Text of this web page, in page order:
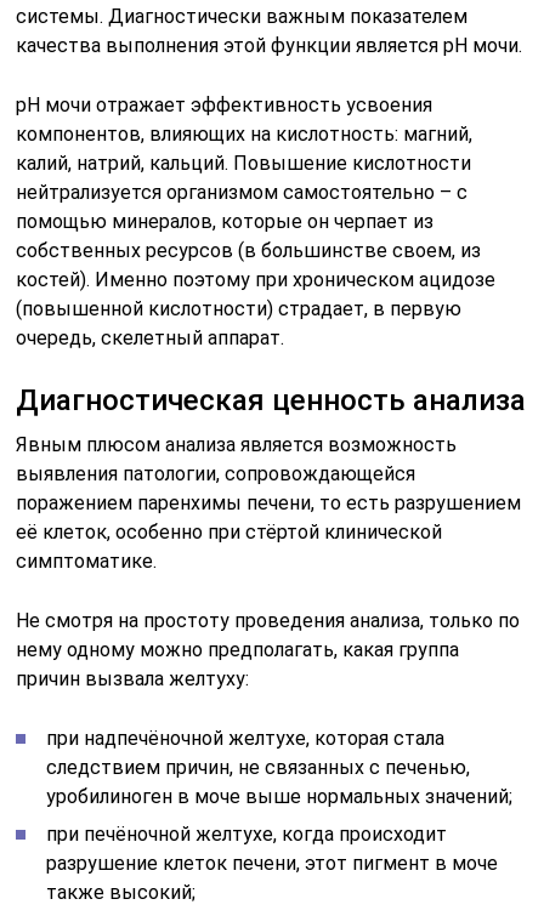
системы. Диагностически важным показателем
качества выполнения этой функции является рН мочи.
pH мочи отражает эффективность усвоения
компонентов, влияющих на кислотность: магний,
калий, натрий, кальций. Повышение кислотности
нейтрализуется организмом самостоятельно – с
помощью минералов, которые он черпает из
собственных ресурсов (в большинстве своем, из
костей). Именно поэтому при хроническом ацидозе
(повышенной кислотности) страдает, в первую
очередь, скелетный аппарат.
Диагностическая ценность анализа
Явным плюсом анализа является возможность
выявления патологии, сопровождающейся
поражением паренхимы печени, то есть разрушением
её клеток, особенно при стёртой клинической
симптоматике.
Не смотря на простоту проведения анализа, только по
нему одному можно предполагать, какая группа
причин вызвала желтуху:
при надпечёночной желтухе, которая стала
следствием причин, не связанных с печенью,
уробилиноген в моче выше нормальных значений;
при печёночной желтухе, когда происходит
разрушение клеток печени, этот пигмент в моче
также высокий;